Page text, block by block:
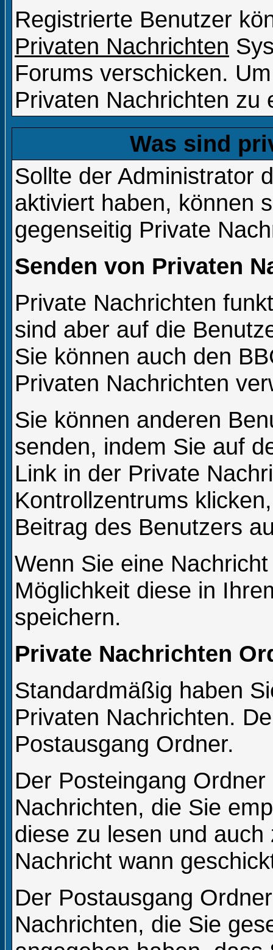
Registrierte Benutzer
Privaten Nachrichten
Forums verschicken.
Privaten Nachrichten
Was sind
Sollte der Administrator
aktiviert haben, können
gegenseitig Private
Senden von Privaten
Private Nachrichten
sind aber auf die
Sie können auch den
Privaten Nachrichten
Sie können anderen
senden, indem Sie auf
Link in der Private
Kontrollzentrums
Beitrag des Benutzers
Wenn Sie eine
Möglichkeit diese in
speichern.
Private Nachrichten
Standardmäßig haben
Privaten Nachrichten.
Postausgang Ordner.
Der Posteingang
Nachrichten, die Sie
diese zu lesen und
Nachricht wann
Der Postausgang
Nachrichten, die Sie